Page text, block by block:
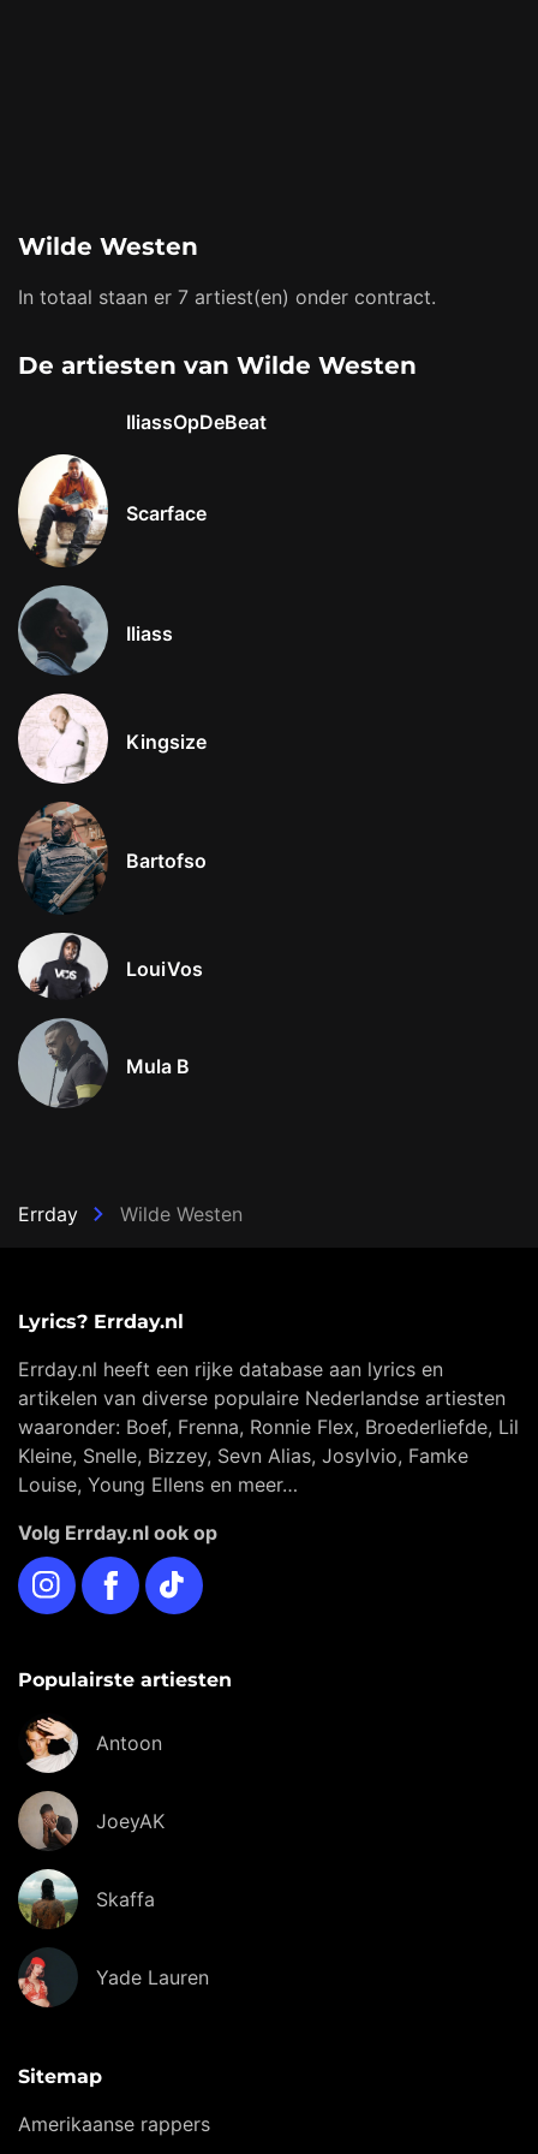
Wilde Westen
In totaal staan er 7 artiest(en) onder contract.
De artiesten van Wilde Westen
IliassOpDeBeat
Scarface
Iliass
Kingsize
Bartofso
LouiVos
Mula B
Errday Wilde Westen
Lyrics? Errday.nl
Errday.nl heeft een rijke database aan lyrics en
artikelen van diverse populaire Nederlandse artiesten
waaronder: Boef, Frenna, Ronnie Flex, Broederliefde, Lil
Kleine, Snelle, Bizzey, Sevn Alias, Josylvio, Famke
Louise, Young Ellens en meer…
Volg Errday.nl ook op
InstagramFacebookTikTok
Populairste artiesten
Antoon
JoeyAK
Skaffa
Yade Lauren
Sitemap
Amerikaanse rappers